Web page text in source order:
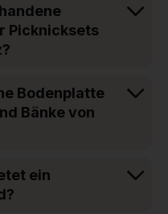
Picknicksets
Bodenplatte
Bänke von
ein